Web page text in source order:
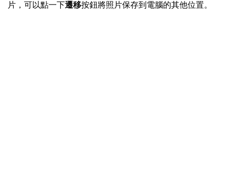
片，可以點一下遷移按鈕將照片保存到電腦的其他位置。